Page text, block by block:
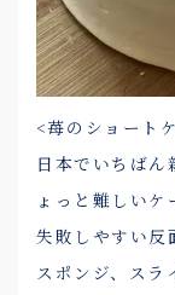
<苺のショート
日本でいちばん
ょっと難しいケ
失敗しやすい反
スポンジ、スラ